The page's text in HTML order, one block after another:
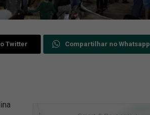
Twitter Compartilhar no Whatsapp